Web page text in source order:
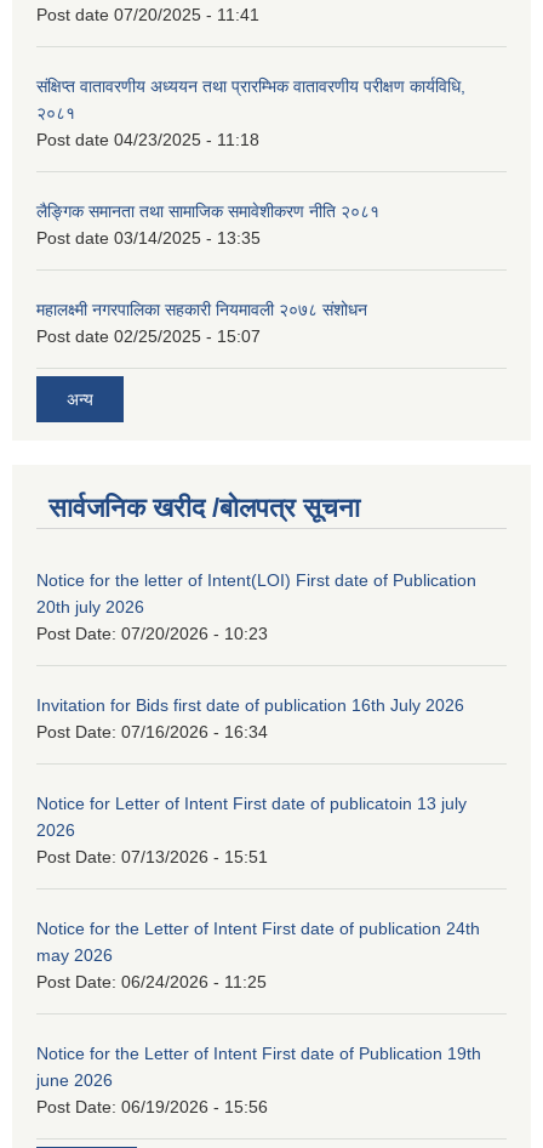
Post date 07/20/2025 - 11:41
संक्षिप्त वातावरणीय अध्ययन तथा प्रारम्भिक वातावरणीय परीक्षण कार्यविधि,
२०८१
Post date 04/23/2025 - 11:18
लैङ्गिक समानता तथा सामाजिक समावेशीकरण नीति २०८१
Post date 03/14/2025 - 13:35
महालक्ष्मी नगरपालिका सहकारी नियमावली २०७८ संशोधन
Post date 02/25/2025 - 15:07
अन्य
सार्वजनिक खरीद /बोलपत्र सूचना
Notice for the letter of Intent(LOI) First date of Publication
20th july 2026
Post Date: 07/20/2026 - 10:23
Invitation for Bids first date of publication 16th July 2026
Post Date: 07/16/2026 - 16:34
Notice for Letter of Intent First date of publicatoin 13 july
2026
Post Date: 07/13/2026 - 15:51
Notice for the Letter of Intent First date of publication 24th
may 2026
Post Date: 06/24/2026 - 11:25
Notice for the Letter of Intent First date of Publication 19th
june 2026
Post Date: 06/19/2026 - 15:56